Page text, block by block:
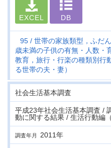
EXCEL DB
95
世帯の家族類型，ふだ
歳未満の子供の有無・人数・
教育，旅行・行楽の種類別行
る世帯の夫・妻）
社会生活基本調査
平成23年社会生活基本調査 /
動に関する結果 / 生活行動編
調査年月 2011年